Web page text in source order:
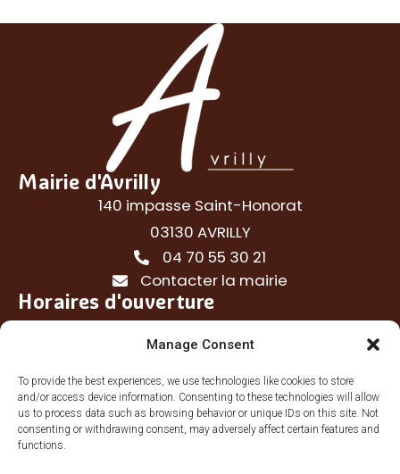
Manage Consent
To provide the best experiences, we use technologies like cookies to store
and/or access device information. Consenting to these technologies will allow
us to process data such as browsing behavior or unique IDs on this site. Not
consenting or withdrawing consent, may adversely affect certain features and
functions.
Mairie d'Avrilly
140 impasse Saint-Honorat
03130 AVRILLY
04 70 55 30 21
Contacter la mairie
Horaires d'ouverture
Mercredi: Fermé
Jeudi: Fermé